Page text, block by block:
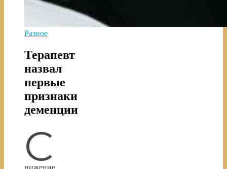
Разное
Терапевт
назвал
первые
признаки
деменции
С
нижение